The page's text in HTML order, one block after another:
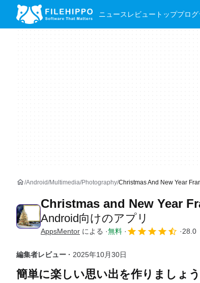
ニュース レビュー トッププロ
Android Multimedia Photography Christmas And New Year
Christmas and New Year
Android向けのアプリ
AppsMentor による 無料 28.0
編集者レビュー · 2025年10月30日
簡単に楽しい思い出を作りましょう